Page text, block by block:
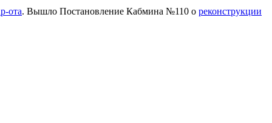
ота. Вышло Постановление Кабмина №110 о реконструкции